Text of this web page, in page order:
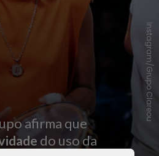
afirma que
do uso da
Instagram/Grupo Clareou